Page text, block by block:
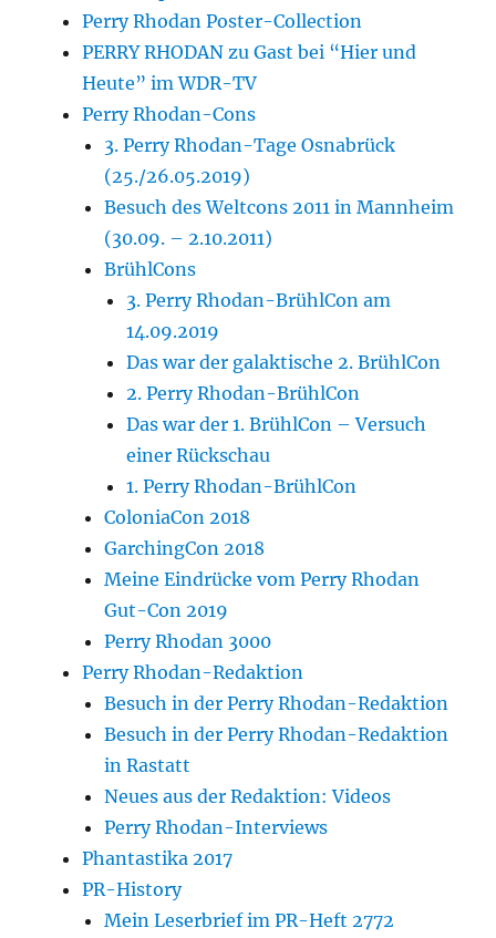
Perry Rhodan Poster-Collection
PERRY RHODAN zu Gast bei “Hier und
Heute” im WDR-TV
Perry Rhodan-Cons
3. Perry Rhodan-Tage Osnabrück
(25./26.05.2019)
Besuch des Weltcons 2011 in Mannheim
(30.09. – 2.10.2011)
BrühlCons
3. Perry Rhodan-BrühlCon am
14.09.2019
Das war der galaktische 2. BrühlCon
2. Perry Rhodan-BrühlCon
Das war der 1. BrühlCon – Versuch
einer Rückschau
1. Perry Rhodan-BrühlCon
ColoniaCon 2018
GarchingCon 2018
Meine Eindrücke vom Perry Rhodan
Gut-Con 2019
Perry Rhodan 3000
Perry Rhodan-Redaktion
Besuch in der Perry Rhodan-Redaktion
Besuch in der Perry Rhodan-Redaktion
in Rastatt
Neues aus der Redaktion: Videos
Perry Rhodan-Interviews
Phantastika 2017
PR-History
Mein Leserbrief im PR-Heft 2772